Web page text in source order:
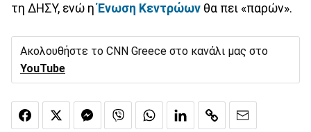
τη ΔΗΣΥ, ενώ ηΈνωση Κεντρώων θα πει «παρών».
Ακολουθήστε το CNN Greece στο κανάλι μας στο
YouTube